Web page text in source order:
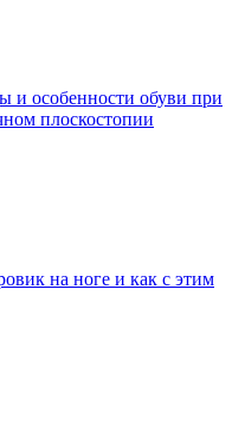
и особенности обуви при
плоскостопии
на ноге и как с этим